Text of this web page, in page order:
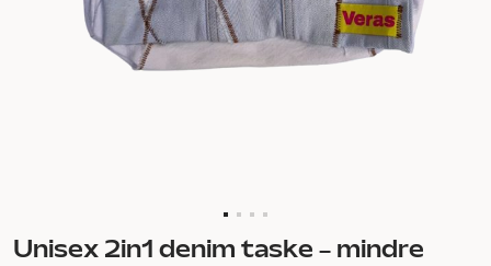
Unisex 2in1 denim taske – mindre